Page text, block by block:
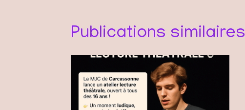
Publications similaires